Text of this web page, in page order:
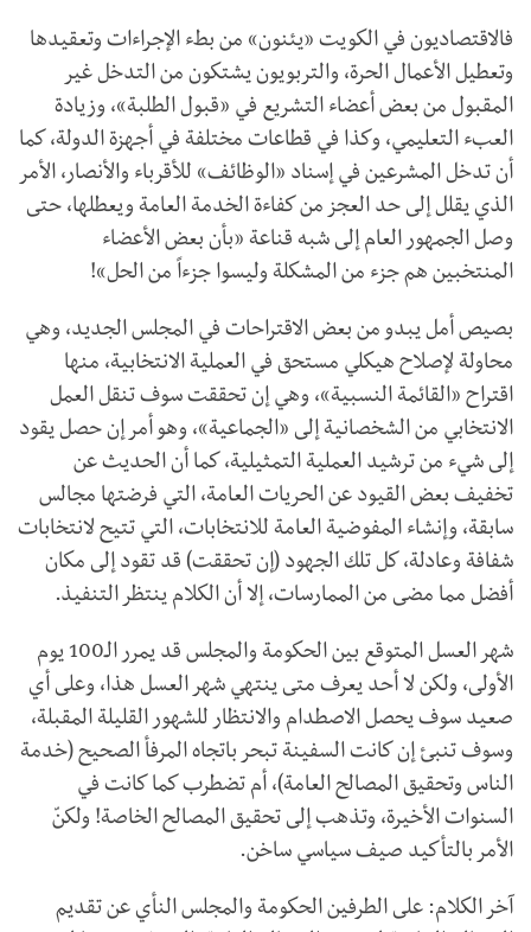
فالاقتصاديون في الكويت «يئنون» من بطء الإجراءات وتعقيدها
وتعطيل الأعمال الحرة، والتربويون يشتكون من التدخل غير
المقبول من بعض أعضاء التشريع في «قبول الطلبة»، وزيادة
العبء التعليمي، وكذا في قطاعات مختلفة في أجهزة الدولة، كما
أن تدخل المشرعين في إسناد «الوظائف» للأقرباء والأنصار، الأمر
الذي يقلل إلى حد العجز من كفاءة الخدمة العامة ويعطلها، حتى
وصل الجمهور العام إلى شبه قناعة «بأن بعض الأعضاء
المنتخبين هم جزء من المشكلة وليسوا جزءاً من الحل»!
بصيص أمل يبدو من بعض الاقتراحات في المجلس الجديد، وهي
محاولة لإصلاح هيكلي مستحق في العملية الانتخابية، منها
اقتراح «القائمة النسبية»، وهي إن تحققت سوف تنقل العمل
الانتخابي من الشخصانية إلى «الجماعية»، وهو أمر إن حصل يقود
إلى شيء من ترشيد العملية التمثيلية، كما أن الحديث عن
تخفيف بعض القيود عن الحريات العامة، التي فرضتها مجالس
سابقة، وإنشاء المفوضية العامة للانتخابات، التي تتيح لانتخابات
شفافة وعادلة، كل تلك الجهود (إن تحققت) قد تقود إلى مكان
أفضل مما مضى من الممارسات، إلا أن الكلام ينتظر التنفيذ.
شهر العسل المتوقع بين الحكومة والمجلس قد يمرر الـ100 يوم
الأولى، ولكن لا أحد يعرف متى ينتهي شهر العسل هذا، وعلى أي
صعيد سوف يحصل الاصطدام والانتظار للشهور القليلة المقبلة،
وسوف تنبئ إن كانت السفينة تبحر باتجاه المرفأ الصحيح (خدمة
الناس وتحقيق المصالح العامة)، أم تضطرب كما كانت في
السنوات الأخيرة، وتذهب إلى تحقيق المصالح الخاصة! ولكنّ
الأمر بالتأكيد صيف سياسي ساخن.
آخر الكلام: على الطرفين الحكومة والمجلس النأي عن تقديم